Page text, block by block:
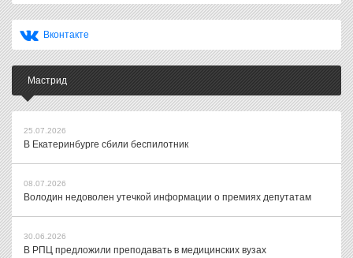
Вконтакте
Мастрид
25.07.2026
В Екатеринбурге сбили беспилотник
08.07.2026
Володин недоволен утечкой информации о премиях депутатам
30.06.2026
В РПЦ предложили преподавать в медицинских вузах